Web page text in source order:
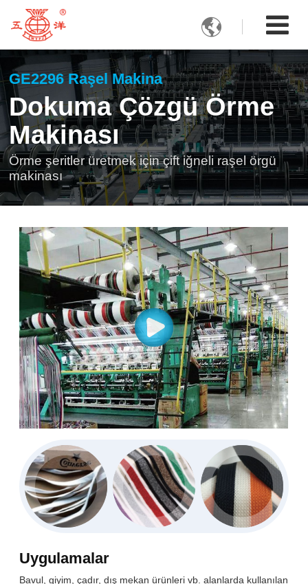

GE2296 Raşel Makina
Dokuma Çözgü Örme
Makinası
Örme şeritler üretmek için çift iğneli raşel örgü
makinası
Uygulamalar
Bavul, giyim, çadır, dış mekan ürünleri vb. alanlarda kullanılan